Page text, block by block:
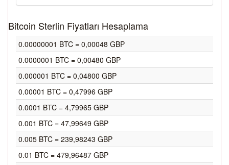
Bitcoin Sterlin Fiyatları Hesaplama
0.00000001 BTC = 0,00048 GBP
0.0000001 BTC = 0,00480 GBP
0.000001 BTC = 0,04800 GBP
0.00001 BTC = 0,47996 GBP
0.0001 BTC = 4,79965 GBP
0.001 BTC = 47,99649 GBP
0.005 BTC = 239,98243 GBP
0.01 BTC = 479,96487 GBP